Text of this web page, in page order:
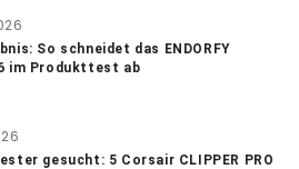
So schneidet das ENDORFY
im Produkttest ab
gesucht: 5 Corsair CLIPPER PRO